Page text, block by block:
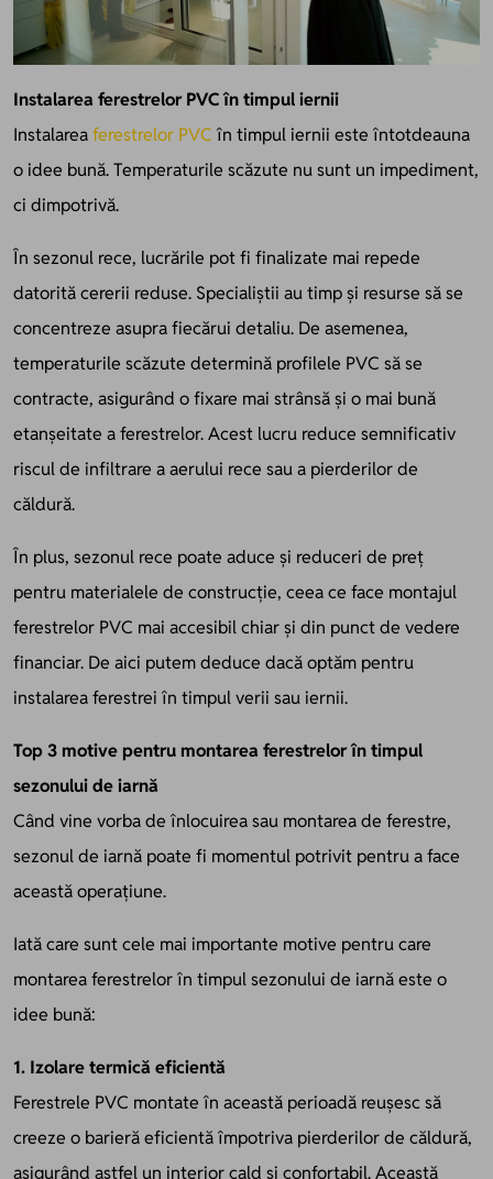
Instalarea ferestrelor PVC în timpul iernii
Instalareaferestrelor PVC în timpul iernii este întotdeauna
o idee bună. Temperaturile scăzute nu sunt un impediment,
ci dimpotrivă.
În sezonul rece, lucrările pot fi finalizate mai repede
datorită cererii reduse. Specialiștii au timp și resurse să se
concentreze asupra fiecărui detaliu. De asemenea,
temperaturile scăzute determină profilele PVC să se
contracte, asigurând o fixare mai strânsă și o mai bună
etanșeitate a ferestrelor. Acest lucru reduce semnificativ
riscul de infiltrare a aerului rece sau a pierderilor de
căldură.
În plus, sezonul rece poate aduce și reduceri de preț
pentru materialele de construcție, ceea ce face montajul
ferestrelor PVC mai accesibil chiar și din punct de vedere
financiar. De aici putem deduce dacă optăm pentru
instalarea ferestrei în timpul verii sau iernii.
Top 3 motive pentru montarea ferestrelor în timpul
sezonului de iarnă
Când vine vorba de înlocuirea sau montarea de ferestre,
sezonul de iarnă poate fi momentul potrivit pentru a face
această operațiune.
Iată care sunt cele mai importante motive pentru care
montarea ferestrelor în timpul sezonului de iarnă este o
idee bună:
1. Izolare termică eficientă
Ferestrele PVC montate în această perioadă reușesc să
creeze o barieră eficientă împotriva pierderilor de căldură,
asigurând astfel un interior cald și confortabil. Această